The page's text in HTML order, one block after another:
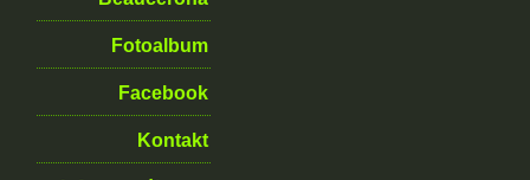
Fotoalbum
Facebook
Kontakt